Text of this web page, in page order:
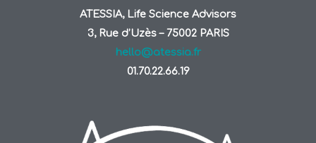
ATESSIA, Life Science Advisors
3, Rue d’Uzès – 75002 PARIS
hello@atessia.fr
01.70.22.66.19